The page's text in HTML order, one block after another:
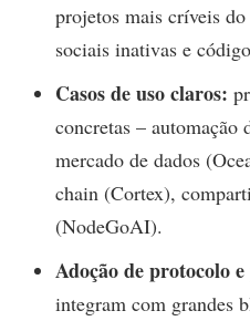
projetos mais críveis
sociais inativas e
Casos de uso claros:
concretas – automação
mercado de dados
chain (Cortex),
(NodeGoAI).
Adoção de protocolo
integram com grandes